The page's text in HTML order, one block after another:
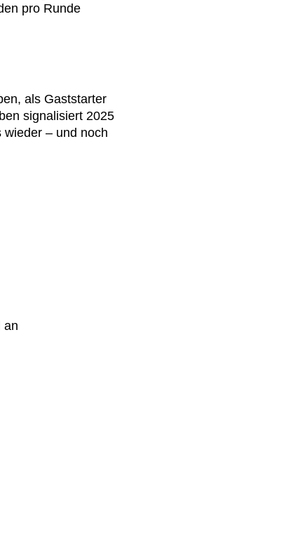
pro Runde
als Gaststarter
signalisiert 2025
– und noch
an